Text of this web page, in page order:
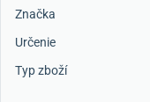
Značka
Určenie
Typ zboží